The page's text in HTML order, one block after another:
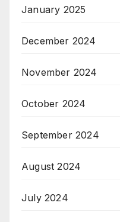
January 2025
December 2024
November 2024
October 2024
September 2024
August 2024
July 2024